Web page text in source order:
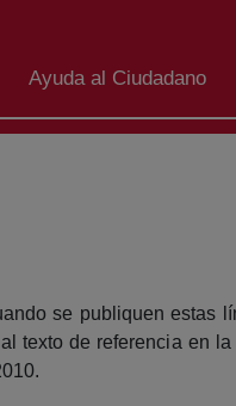
Ayuda al Ciudadano
se publiquen
texto de referencia en